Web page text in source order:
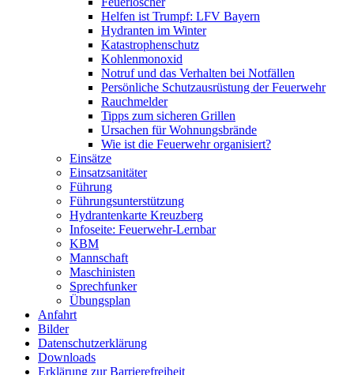
Helfen ist Trumpf: LFV Bayern
Hydranten im Winter
Katastrophenschutz
Kohlenmonoxid
Notruf und das Verhalten bei Notfällen
Persönliche Schutzausrüstung der Feuerwehr
Rauchmelder
Tipps zum sicheren Grillen
Ursachen für Wohnungsbrände
Wie ist die Feuerwehr organisiert?
Einsätze
Einsatzsanitäter
Führung
Führungsunterstützung
Hydrantenkarte Kreuzberg
Infoseite: Feuerwehr-Lernbar
KBM
Mannschaft
Maschinisten
Sprechfunker
Übungsplan
Anfahrt
Bilder
Datenschutzerklärung
Downloads
Erklärung zur Barriere­frei­heit